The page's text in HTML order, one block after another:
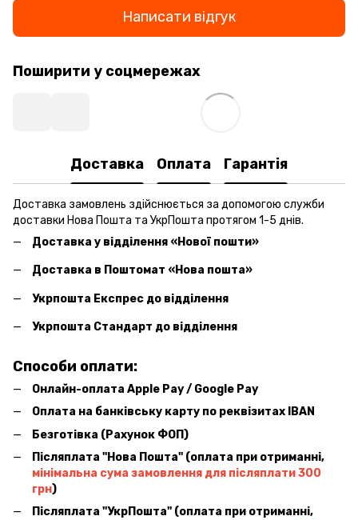
Написати відгук
Поширити у соцмережах
Доставка Оплата Гарантія
Доставка замовлень здійснюється за допомогою служби
доставки Нова Пошта та УкрПошта протягом 1-5 днів.
Доставка у відділення «Нової пошти»
Доставка в Поштомат «Нова пошта»
Укрпошта Експрес до відділення
Укрпошта Стандарт до відділення
Способи оплати:
Онлайн-оплата Apple Pay / Google Pay
Оплата на банківську карту по реквізитах IBAN
Безготівка (Рахунок ФОП)
Післяплата ''Нова Пошта'' (оплата при отриманні,
мінімальна сума замовлення для післяплати 300
грн)
Післяплата ''УкрПошта'' (оплата при отриманні,